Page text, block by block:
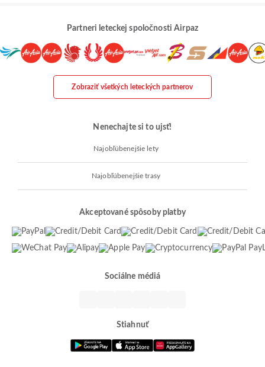
Partneri leteckej spoločnosti Airpaz
Zobraziť všetkých leteckých partnerov
Nenechajte si to ujsť!
Najobľúbenejšie lety
Najobľúbenejšie trasy
Akceptované spôsoby platby
Sociálne médiá
Stiahnuť